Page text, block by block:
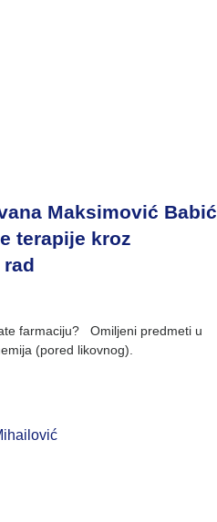
Maksimović Babić
terapije kroz
farmaciju? Omiljeni predmeti u
(pored likovnog).